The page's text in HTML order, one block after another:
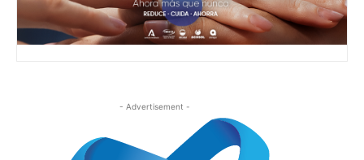
- Advertisement -